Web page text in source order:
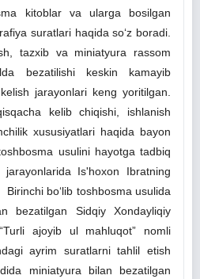
kitoblar va ularga bosilgan
suratlari haqida so‘z boradi.
tazxib va miniatyura rassom
bezatilishi keskin kamayib
jarayonlari keng yoritilgan.
kelib chiqishi, ishlanish
xususiyatlari haqida bayon
usulini hayotga tadbiq
Is'hoxon Ibratning
Birinchi bo‘lib toshbosma usulida
bezatilgan Sidqiy Xondayliqiy
ajoyib ul mahluqot” nomli
ayrim suratlarni tahlil etish
miniatyura bilan bezatilgan